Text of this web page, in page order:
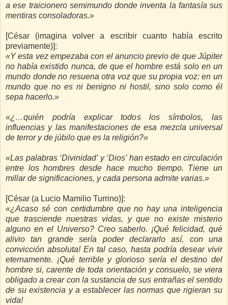
a ese traicionero semimundo donde inventa la fantasía sus
mentiras consoladoras.»
[César (imagina volver a escribir cuanto había escrito
previamente)]:
«Y esta vez empezaba con el anuncio previo de que Júpiter
no había existido nunca, de que el hombre está solo en un
mundo donde no resuena otra voz que su propia voz: en un
mundo que no es ni benigno ni hostil, sino solo como él
sepa hacerlo.»
«¿…quién podría explicar todos los símbolos, las
influencias y las manifestaciones de esa mezcla universal
de terror y de júbilo que es la religión?»
«Las palabras ‘Divinidad’ y ‘Dios’ han estado en circulación
entre los hombres desde hace mucho tiempo. Tiene un
millar de significaciones, y cada persona admite varias.»
[César (a Lucio Mamilio Turrino)]:
«¿Acaso sé con certidumbre que no hay una inteligencia
que trasciende nuestras vidas, y que no existe misterio
alguno en el Universo? Creo saberlo. ¡Qué felicidad, qué
alivio tan grande sería poder declararlo así, con una
convicción absoluta! En tal caso, hasta podría desear vivir
eternamente. ¡Qué terrible y glorioso sería el destino del
hombre si, carente de toda orientación y consuelo, se viera
obligado a crear con la sustancia de sus entrañas el sentido
de su existencia y a establecer las normas que rigieran su
vida!